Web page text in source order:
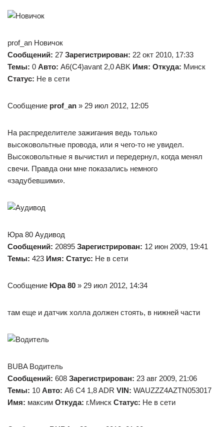
prof_an Новичок
Сообщений: 27 Зарегистрирован: 22 окт 2010, 17:33
Темы: 0 Авто: A6(C4)avant 2,0 ABK Имя: Откуда: Минск
Статус: Не в сети
Сообщение prof_an » 29 июл 2012, 12:05
На распределителе зажигания ведь только
высоковольтные провода, или я чего-то не увидел.
Высоковольтные я вычистил и передернул, когда менял
свечи. Правда они мне показались немного
«задубевшими».
Юра 80 Аудивод
Сообщений: 20895 Зарегистрирован: 12 июн 2009, 19:41
Темы: 423 Имя: Статус: Не в сети
Сообщение Юра 80 » 29 июл 2012, 14:34
там еще и датчик холла должен стоять, в нижней части
BUBA Водитель
Сообщений: 608 Зарегистрирован: 23 авг 2009, 21:06
Темы: 10 Авто: A6 C4 1,8 ADR VIN: WAUZZZ4AZTN053017
Имя: максим Откуда: г.Минск Статус: Не в сети